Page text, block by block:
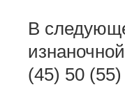
В
(45) 50